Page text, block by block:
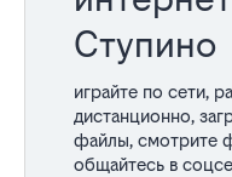
Ступино
играйте по сети,
дистанционно,
файлы, смотрите
общайтесь в